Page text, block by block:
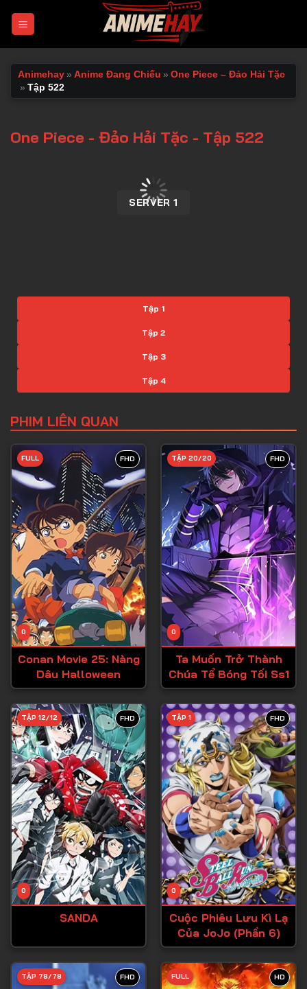
Animehay » Anime Đang Chiếu » One Piece – Đảo Hải Tặc
» Tập 522
One Piece - Đảo Hải Tặc - Tập 522
SERVER 1
Tập 1
Tập 2
Tập 3
Tập 4
Tập 6
Tập 7
Tập 8
Tập 9
Tập 10
Tập 11
Tập 12
Tập 13
Tập 14
Tập 15
Tập 17
Tập 18
Tập 19
Tập 20
Tập 21
Tập 22
Tập 23
Tập 24
Tập 25
Tập 26
Tập 29
PHIM LIÊN QUAN
FHD
0
FULL
Conan Movie 25: Nàng
Dâu Halloween
FHD
0
TẬP 20/20
Ta Muốn Trở Thành
Chúa Tể Bóng Tối Ss1
FHD
0
TẬP 12/12
SANDA
FHD
0
TẬP 1
Cuộc Phiêu Lưu Kì Lạ
Của JoJo (Phần 6)
FHD
TẬP 78/78 HD
FULL